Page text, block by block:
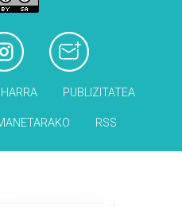
PUBLIZITATEA
RSS